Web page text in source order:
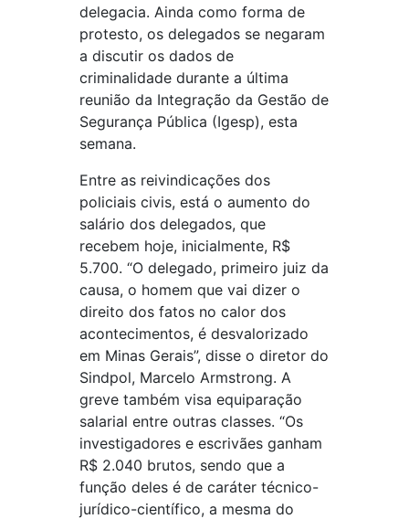
delegacia. Ainda como forma de
protesto, os delegados se negaram
a discutir os dados de
criminalidade durante a última
reunião da Integração da Gestão de
Segurança Pública (Igesp), esta
semana.
Entre as reivindicações dos
policiais civis, está o aumento do
salário dos delegados, que
recebem hoje, inicialmente, R$
5.700. “O delegado, primeiro juiz da
causa, o homem que vai dizer o
direito dos fatos no calor dos
acontecimentos, é desvalorizado
em Minas Gerais”, disse o diretor do
Sindpol, Marcelo Armstrong. A
greve também visa equiparação
salarial entre outras classes. “Os
investigadores e escrivães ganham
R$ 2.040 brutos, sendo que a
função deles é de caráter técnico-
jurídico-científico, a mesma do